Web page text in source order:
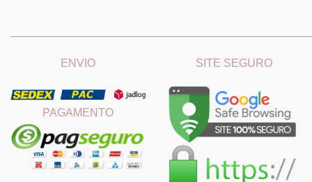
ENVIO
PAGAMENTO
SITE SEGURO